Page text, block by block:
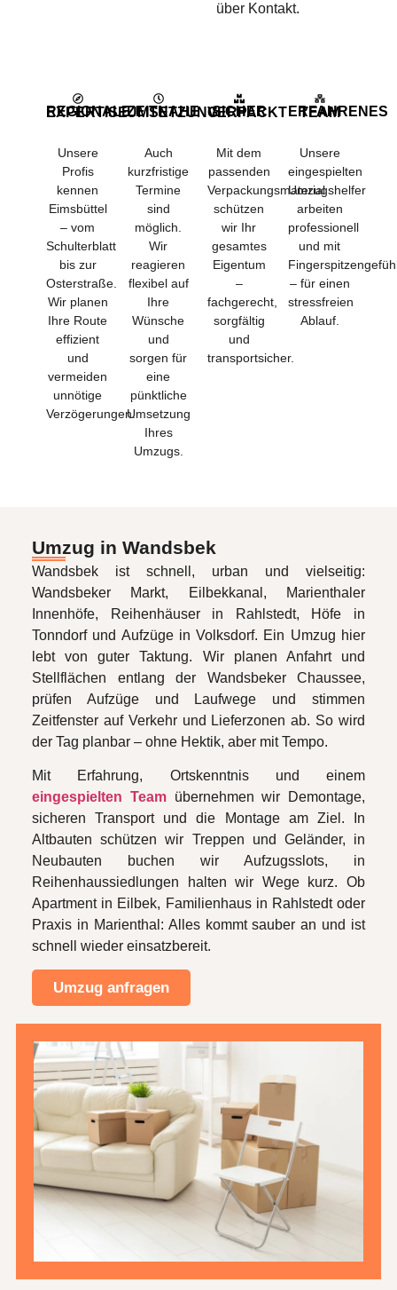
über Kontakt.
REGIONALE EXPERTISE
Unsere
Profis
kennen
Eimsbüttel
– vom
Schulterblatt
bis zur
Osterstraße.
Wir planen
Ihre Route
effizient
und
vermeiden
unnötige
Verzögerungen.
ZEITNAHE UMSETZUNG
Auch
kurzfristige
Termine
sind
möglich.
Wir
reagieren
flexibel auf
Ihre
Wünsche
und
sorgen für
eine
pünktliche
Umsetzung
Ihres
Umzugs.
SICHER VERPACKT
Mit dem
passenden
Verpackungsmaterial
schützen
wir Ihr
gesamtes
Eigentum
–
fachgerecht,
sorgfältig
und
transportsicher.
ERFAHRENES TEAM
Unsere
eingespielten
Umzugshelfer
arbeiten
professionell
und mit
– für einen
stressfreien
Ablauf.
Umzug in Wandsbek
Wandsbek ist schnell, urban und vielseitig:
Wandsbeker Markt, Eilbekkanal, Marienthaler
Innenhöfe, Reihenhäuser in Rahlstedt, Höfe in
Tonndorf und Aufzüge in Volksdorf. Ein Umzug hier
lebt von guter Taktung. Wir planen Anfahrt und
Stellflächen entlang der Wandsbeker Chaussee,
prüfen Aufzüge und Laufwege und stimmen
Zeitfenster auf Verkehr und Lieferzonen ab. So wird
der Tag planbar – ohne Hektik, aber mit Tempo.
Mit Erfahrung, Ortskenntnis und einem
eingespielten Teamübernehmen wir Demontage,
sicheren Transport und die Montage am Ziel. In
Altbauten schützen wir Treppen und Geländer, in
Neubauten buchen wir Aufzugsslots, in
Reihenhaussiedlungen halten wir Wege kurz. Ob
Apartment in Eilbek, Familienhaus in Rahlstedt oder
Praxis in Marienthal: Alles kommt sauber an und ist
schnell wieder einsatzbereit.
Umzug anfragen